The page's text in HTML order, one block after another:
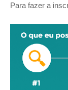
Para fazer a